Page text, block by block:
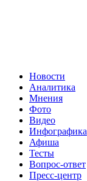
Новости
Аналитика
Мнения
Фото
Видео
Инфографика
Афиша
Тесты
Вопрос-ответ
Пресс-центр